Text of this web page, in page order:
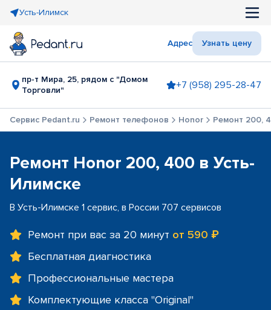
Усть-Илимск
Адрес Узнать цену
пр-т Мира, 25, рядом с "Домом
Торговли"
+7 (958) 295-28-47
Сервис Pedant.ru Ремонт телефонов Honor Ремонт 200,
Ремонт Honor 200, 400 в Усть-
Илимске
В Усть-Илимске 1 сервис, в России 707 сервисов
Ремонт при вас за 20 минут от 590 ₽
Бесплатная диагностика
Профессиональные мастера
Комплектующие класса "Original"